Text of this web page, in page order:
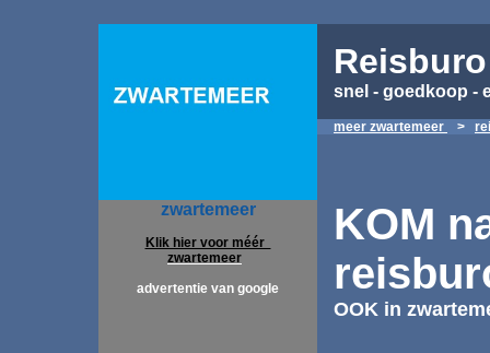
zwartemeer
Klik hier voor méér
zwartemeer
advertentie van google
snel - goedkoop -
meer zwartemeer >
KOM
OOK in